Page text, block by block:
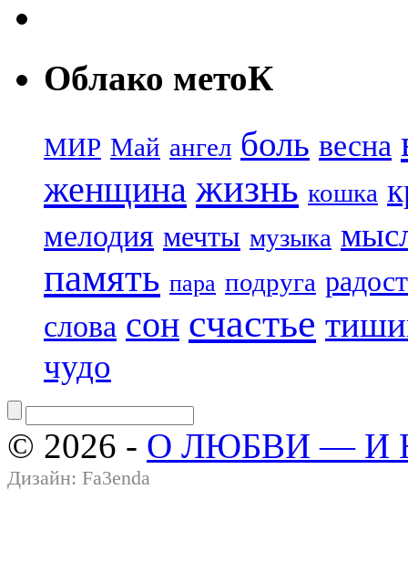
Облако метоК
МИР Май ангел боль весна
женщина жизнь кошка
мелодия мечты музыка
память пара подруга
слова сон счастье
чудо
© 2026 - О ЛЮБВИ — И
Дизайн: Fa3enda